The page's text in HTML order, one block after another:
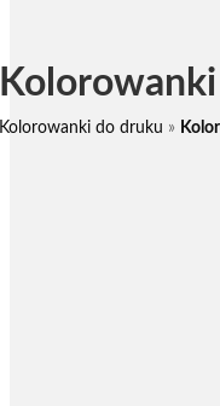
Kolorowanki do druku »